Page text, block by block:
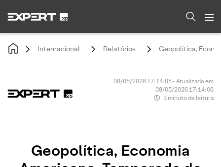
Internacional Relatórios Geopolítica,
08/05/2026 17:14:05 • Atualizado em
08/05/2026 17:14:06
1 minuto de leitura
Geopolítica, Economia